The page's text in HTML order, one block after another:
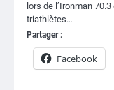
lors de l’Ironman
triathlètes…
Partager :
Facebook